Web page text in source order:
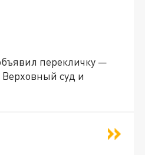
перекличку —
Верховный суд и